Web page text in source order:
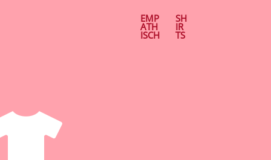
EMP
ATH
ISCH
SH
IR
TS